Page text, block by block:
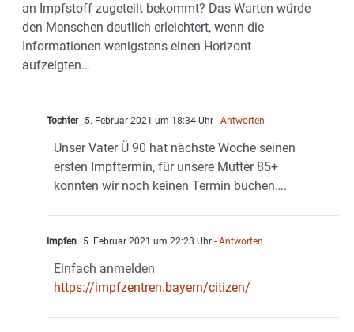
an Impfstoff zugeteilt bekommt? Das Warten würde
den Menschen deutlich erleichtert, wenn die
Informationen wenigstens einen Horizont
aufzeigten…
Tochter 5. Februar 2021 um 18:34 Uhr - Antworten
Unser Vater Ü 90 hat nächste Woche seinen
ersten Impftermin, für unsere Mutter 85+
konnten wir noch keinen Termin buchen….
Impfen 5. Februar 2021 um 22:23 Uhr - Antworten
Einfach anmelden
https://impfzentren.bayern/citizen/